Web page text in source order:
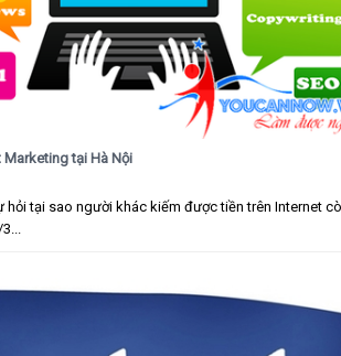
Marketing tại Hà Nội
hỏi tại sao người khác kiếm được tiền trên Internet